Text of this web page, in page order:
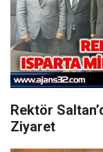
Rektör
Ziyaret